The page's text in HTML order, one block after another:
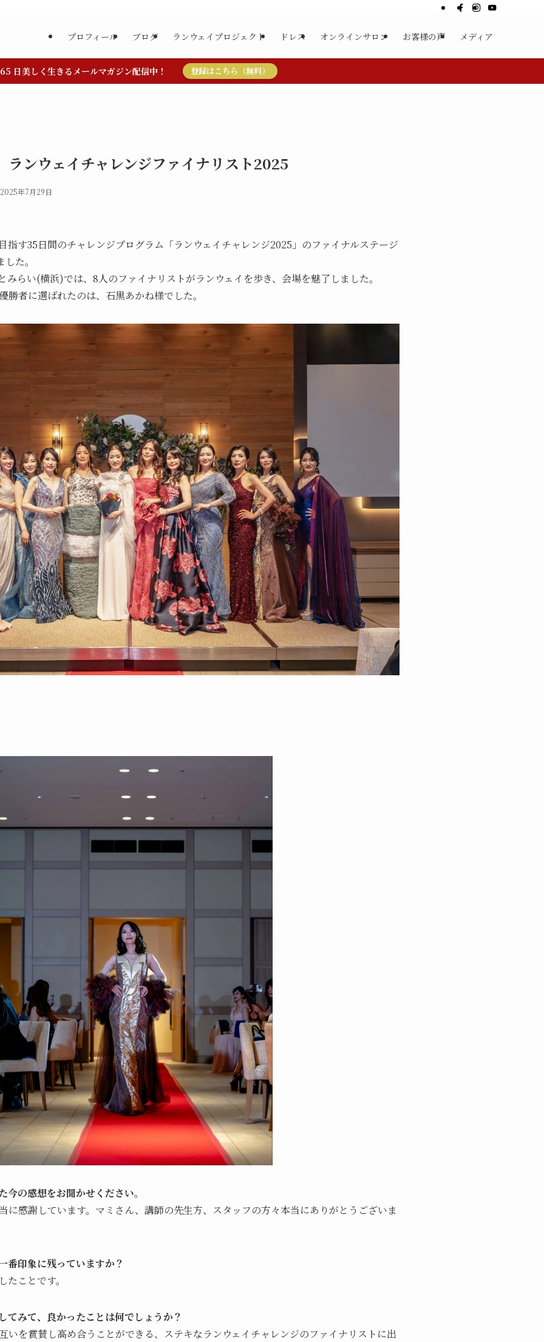
プロフィール ブログ ランウェイプロジェクト ドレス オンラインサロン お客様の声 メディア
日美しく生きるメールマガジン配信中！ 登録はこちら（無料）
ランウェイチャレンジファイナリスト2025
2025年7月29日
指す35日間のチャレンジプログラム「ランウェイチャレンジ2025」のファイナルステージ
た。
みらい(横浜)では、8人のファイナリストがランウェイを歩き、会場を魅了しました。
勝者に選ばれたのは、石黒あかね様でした。
の感想をお聞かせください。
に感謝しています。マミさん、講師の先生方、スタッフの方々本当にありがとうございま
番印象に残っていますか？
ことです。
てみて、良かったことは何でしょうか？
いを賞賛し高め合うことができる、ステキなランウェイチャレンジのファイナリストに出